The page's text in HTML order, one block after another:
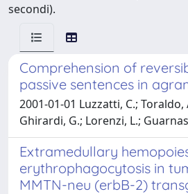
secondi).
Comprehension of
passive sentences in
2001-01-01 Luzzatti, C.; Toraldo,
Ghirardi, G.; Lorenzi, L.;
Extramedullary
erythrophagocytosis in
MMTN-neu (erbB-2)